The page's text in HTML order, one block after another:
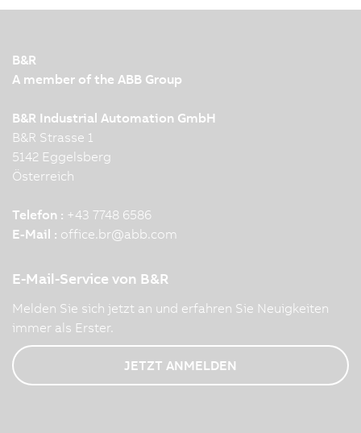
B&R
A member of the ABB Group
B&R Industrial Automation GmbH
B&R Strasse 1
5142 Eggelsberg
Österreich
Telefon : +43 7748 6586
E-Mail : office.br@abb.com
E-Mail-Service von B&R
Melden Sie sich jetzt an und erfahren Sie Neuigkeiten
immer als Erster.
JETZT ANMELDEN